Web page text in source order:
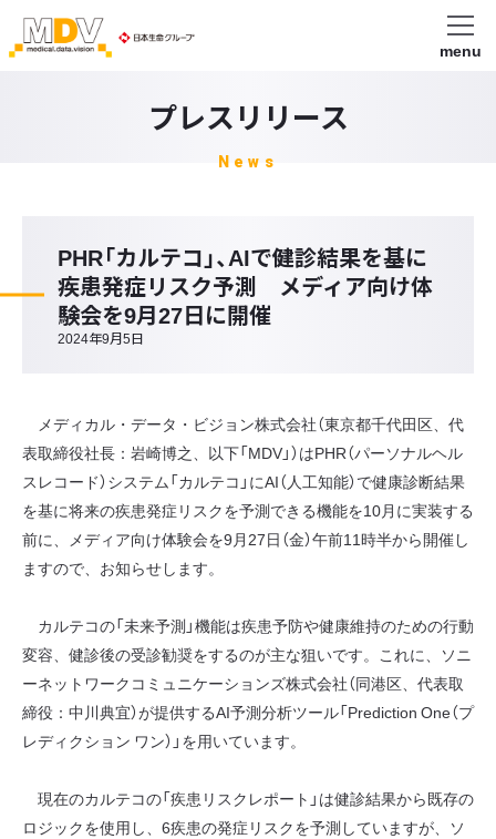
menu
プレスリリース
News
PHR「カルテコ」、AIで健診結果を基に
疾患発症リスク予測 メディア向け体
験会を9月27日に開催
2024年9月5日
メディカル・データ・ビジョン株式会社（東京都千代田区、代
表取締役社長：岩崎博之、以下「MDV」）はPHR（パーソナルヘル
スレコード）システム「カルテコ」にAI（人工知能）で健康診断結果
を基に将来の疾患発症リスクを予測できる機能を10月に実装する
前に、メディア向け体験会を9月27日（金）午前11時半から開催し
ますので、お知らせします。
カルテコの「未来予測」機能は疾患予防や健康維持のための行動
変容、健診後の受診勧奨をするのが主な狙いです。これに、ソニ
ーネットワークコミュニケーションズ株式会社（同港区、代表取
締役：中川典宜）が提供するAI予測分析ツール「Prediction One（プ
レディクション ワン）」を用いています。
現在のカルテコの「疾患リスクレポート」は健診結果から既存の
ロジックを使用し、6疾患の発症リスクを予測していますが、ソ